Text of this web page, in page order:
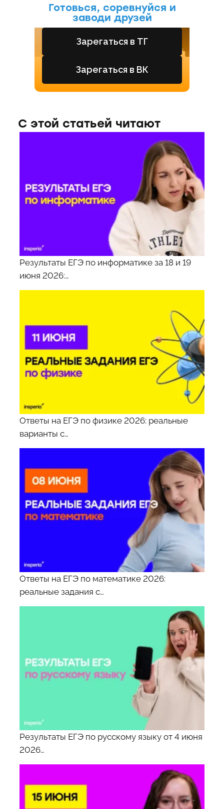
Готовься, соревнуйся и
заводи друзей
Зарегаться в ТГ
Зарегаться в ВК
С этой статьей читают
Результаты ЕГЭ по информатике за 18 и 19
июня 2026:…
Ответы на ЕГЭ по физике 2026: реальные
варианты с…
Ответы на ЕГЭ по математике 2026:
реальные задания с…
Результаты ЕГЭ по русскому языку от 4 июня
2026…